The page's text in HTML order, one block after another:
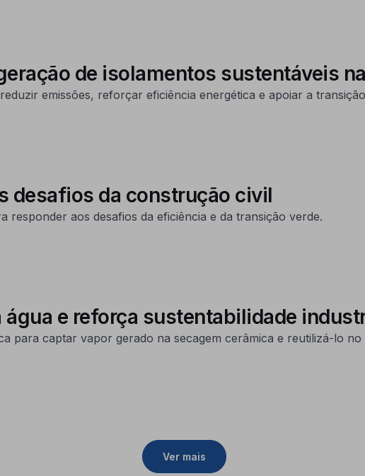
de isolamentos sustentáveis
emissões, reforçar eficiência energética e apoiar a
desafios da construção civil
aos desafios da eficiência e da transição verde.
e reforça sustentabilidade
para captar vapor gerado na secagem cerâmica e reutilizá-lo
Ver mais